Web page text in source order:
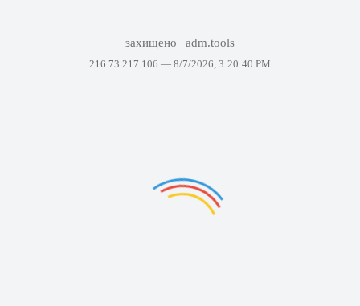
захищено adm.tools
216.73.217.106 — 8/7/2026, 3:20:40 PM